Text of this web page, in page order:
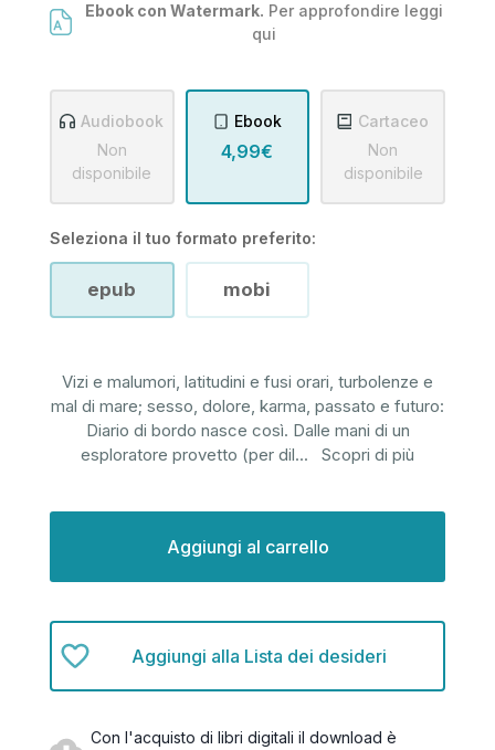
Ebook con Watermark. Per approfondire leggi
qui
Audiobook
Non
disponibile
Ebook
4,99€
Cartaceo
Non
disponibile
Seleziona il tuo formato preferito:
epub mobi
Vizi e malumori, latitudini e fusi orari, turbolenze e
mal di mare; sesso, dolore, karma, passato e futuro:
Diario di bordo nasce così. Dalle mani di un
esploratore provetto (per dil... Scopri di più
Aggiungi alla Lista dei desideri
Con l'acquisto di libri digitali il download è